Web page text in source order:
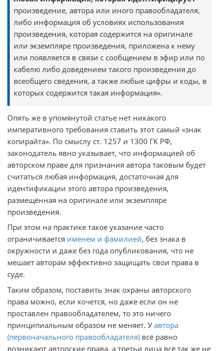
произведение, автора или иного правообладателя,
либо информация об условиях использования
произведения, которая содержится на оригинале
или экземпляре произведения, приложена к нему
или появляется в связи с сообщением в эфир или по
кабелю либо доведением такого произведения до
всеобщего сведения, а также любые цифры и коды, в
которых содержится такая информация».
Опять же в упомянутой статье нет никакого
императивного требования ставить этот самый «знак
копирайта». По смыслу ст. 1257 и 1300 ГК РФ,
законодатель явно указывает, что информацией об
авторском праве для признания автора таковым будет
считаться любая информация, достаточная для
идентификации этого автора произведения,
размещённая на оригинале или экземпляре
произведения.
При этом на практике такое указание часто
ограничивается именем и фамилией, без знака в
окружности и даже без года опубликования, что не
мешает авторам эффективно защищать свои права в
суде.
Таким образом, поставить знак охраны авторского
права можно, если хочется, но даже если он не
проставлен правообладателем, то это ничего
принципиальным образом не меняет. У автора
(первоначального правообладателя) всё равно
возникают авторские права, а третьи лица всё так же не